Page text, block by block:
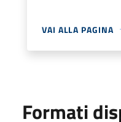
VAI ALLA PAGINA
Formati